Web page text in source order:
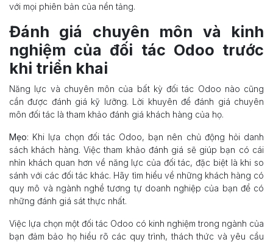
với mọi phiên bản của nền tảng.
Đánh giá chuyên môn và kinh
nghiệm của đối tác Odoo trước
khi triển khai
Năng lực và chuyên môn của bất kỳ đối tác Odoo nào cũng
cần được đánh giá kỹ lưỡng. Lời khuyên để đánh giá chuyên
môn đối tác là tham khảo đánh giá khách hàng của họ.
Mẹo: Khi lựa chọn đối tác Odoo, bạn nên chủ động hỏi danh
sách khách hàng. Việc tham khảo đánh giá sẽ giúp bạn có cái
nhìn khách quan hơn về năng lực của đối tác, đặc biệt là khi so
sánh với các đối tác khác. Hãy tìm hiểu về những khách hàng có
quy mô và ngành nghề tương tự doanh nghiệp của bạn để có
những đánh giá sát thực nhất.
Việc lựa chọn một đối tác Odoo có kinh nghiệm trong ngành của
bạn đảm bảo họ hiểu rõ các quy trình, thách thức và yêu cầu